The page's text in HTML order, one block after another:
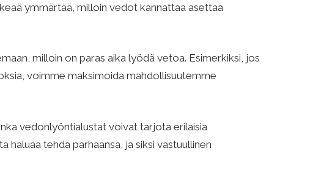
ymmärtää, milloin vedot kannattaa asettaa
milloin on paras aika lyödä vetoa. Esimerkiksi, jos
voimme maksimoida mahdollisuutemme
vedonlyöntialustat voivat tarjota erilaisia
haluaa tehdä parhaansa, ja siksi vastuullinen